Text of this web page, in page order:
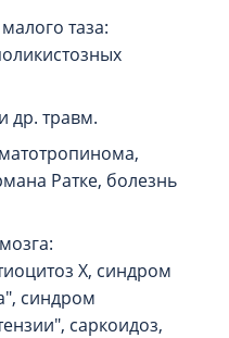
таза:
др. травм.
Ратке, болезнь
Х, синдром
синдром
саркоидоз,